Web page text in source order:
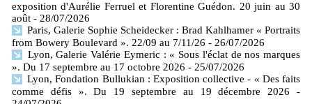
exposition d'Aurélie Ferruel et Florentine Guédon. 20 juin au 30
août - 28/07/2026
Paris, Galerie Sophie Scheidecker : Brad Kahlhamer « Portraits
from Bowery Boulevard ». 22/09 au 7/11/26 - 26/07/2026
Lyon, Galerie Valérie Eymeric : « Sous l'éclat de nos marques
». Du 17 septembre au 17 octobre 2026 - 25/07/2026
Lyon, Fondation Bullukian : Exposition collective - « Des faits
comme défis ». Du 19 septembre au 19 décembre 2026
-